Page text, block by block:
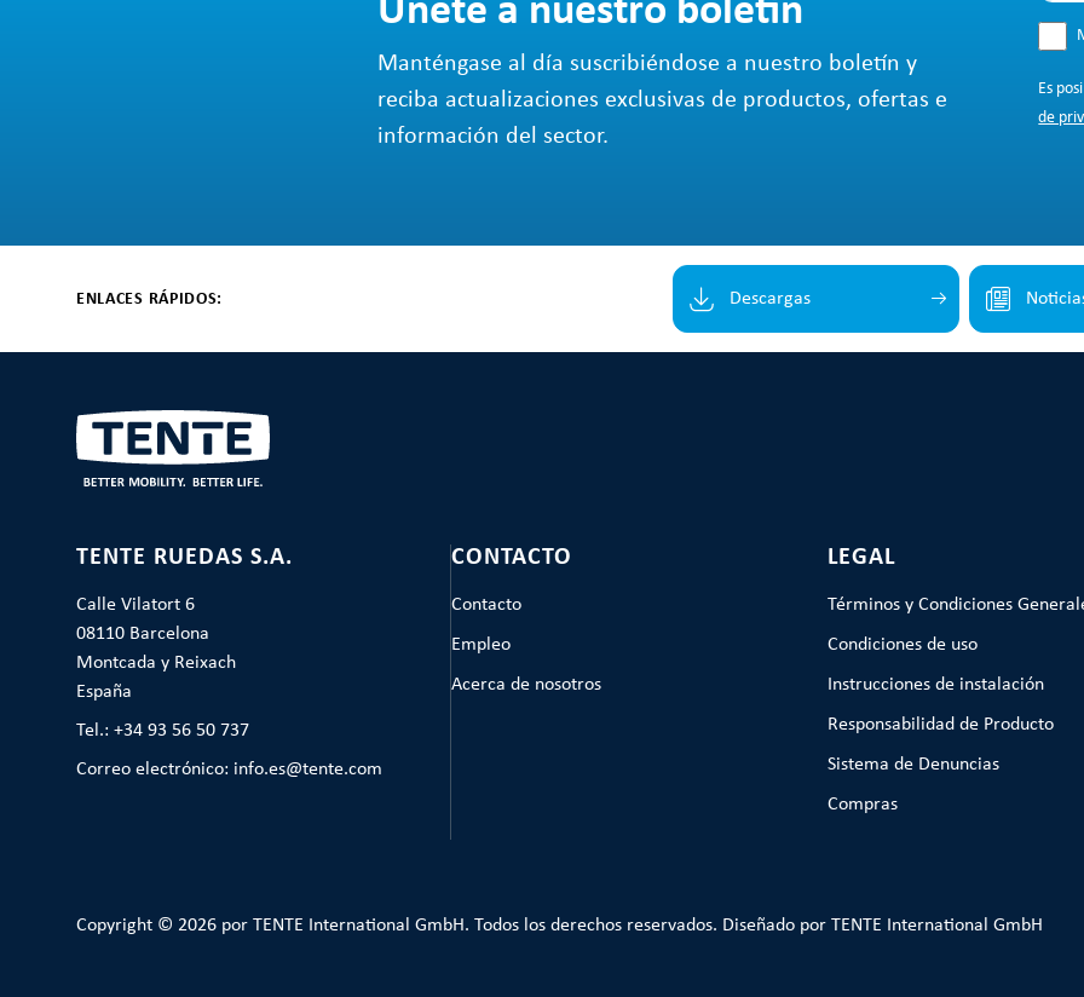
Únete a nuestro boletín
Manténgase al día suscribiéndose a nuestro boletín y
reciba actualizaciones exclusivas de productos, ofertas e
información del sector.
Es
de
ENLACES RÁPIDOS: Descargas
TENTE RUEDAS S.A.
Calle Vilatort 6
08110 Barcelona
Montcada y Reixach
España
Tel.: +34 93 56 50 737
Correo electrónico: info.es@tente.com
CONTACTO
Contacto
Empleo
Acerca de nosotros
LEGAL
Términos y Condiciones
Condiciones de uso
Instrucciones de instalación
Responsabilidad de Producto
Sistema de Denuncias
Compras
Copyright © 2026 por TENTE International GmbH. Todos los derechos reservados. Diseñado por TENTE International GmbH